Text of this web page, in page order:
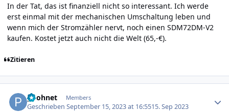
In der Tat, das ist finanziell nicht so interessant. Ich werde
erst einmal mit der mechanischen Umschaltung leben und
wenn mich der Stromzähler nervt, noch einen SDM72DM-V2
kaufen. Kostet jetzt auch nicht die Welt (65,-€).
Zitieren
poohnet Members
GeschriebenSeptember 15, 2023 at 16:5515. Sep 2023